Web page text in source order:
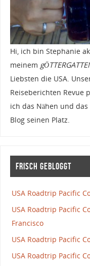
Hi, ich bin Stephanie
meinem
Liebsten die USA.
Reiseberichten Revue
ich das Nähen und
Blog seinen Platz.
Frisch gebloggt
USA Roadtrip Pacific
USA Roadtrip Pacific
Francisco
USA Roadtrip Pacific
USA Roadtrip Pacific